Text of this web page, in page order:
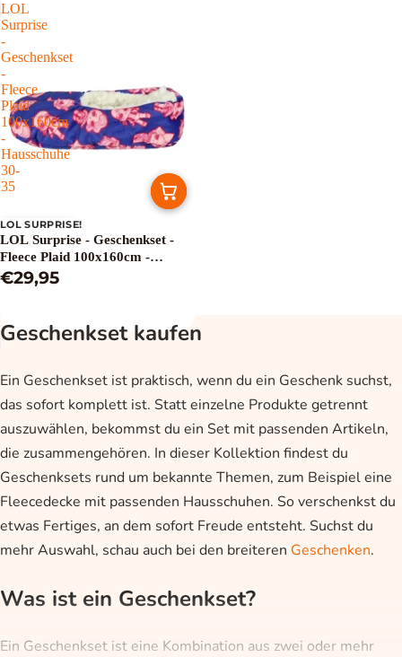
LOL
Surprise
-
Geschenkset
-
Fleece
Plaid
100x160cm
-
Hausschuhe
30-
35
Ausverkauft
LOL SURPRISE!
LOL Surprise - Geschenkset -
Fleece Plaid 100x160cm -
Hausschuhe 30-35
€29,95
Geschenkset kaufen
Ein Geschenkset ist praktisch, wenn du ein Geschenk suchst,
das sofort komplett ist. Statt einzelne Produkte getrennt
auszuwählen, bekommst du ein Set mit passenden Artikeln,
die zusammengehören. In dieser Kollektion findest du
Geschenksets rund um bekannte Themen, zum Beispiel eine
Fleecedecke mit passenden Hausschuhen. So verschenkst du
etwas Fertiges, an dem sofort Freude entsteht. Suchst du
mehr Auswahl, schau auch bei den breiteren Geschenken.
Was ist ein Geschenkset?
Ein Geschenkset ist eine Kombination aus zwei oder mehr